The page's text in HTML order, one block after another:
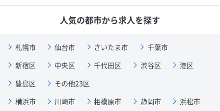
人気の都市から求人を探す
札幌市 仙台市 さいたま市
千葉市
新宿区
中央区 千代田区 渋谷区
港区
豊島区
その他23区
横浜市
川崎市 相模原市 静岡市
浜松市